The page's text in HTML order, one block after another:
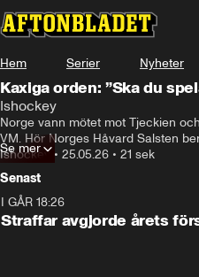
Hem Serier Nyheter
Kaxiga orden: ”Ska du
Ishockey
Norge vann mötet mot Tjeckien
VM. Hör Norges Håvard Salsten
Ishockey• 25.05.26 • 21 sek
Se mer
Senast
I GÅR 18:26
Straffar avgjorde årets